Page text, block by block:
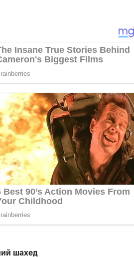
шахед